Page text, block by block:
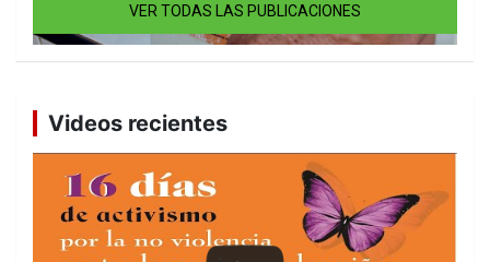
VER TODAS LAS PUBLICACIONES
Videos recientes